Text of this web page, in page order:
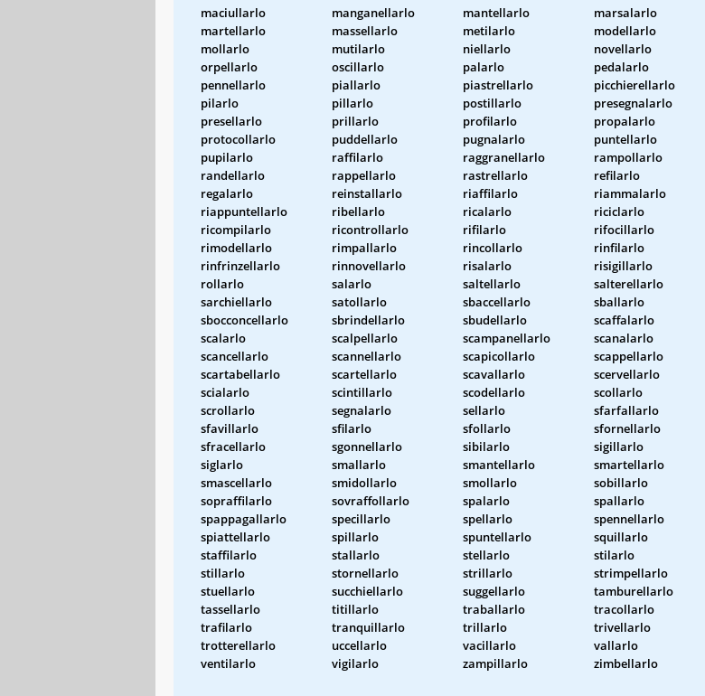
maciullarlo
manganellarlo mantellarlo
marsalarlo
martellarlo
massellarlo metilarlo
modellarlo
mollarlo
mutilarlo niellarlo
novellarlo
orpellarlo
oscillarlo palarlo
pedalarlo
pennellarlo
piallarlo piastrellarlo
picchierellarlo
pilarlo
pillarlo postillarlo
presegnalarlo
presellarlo
prillarlo profilarlo
propalarlo
protocollarlo
puddellarlo pugnalarlo
puntellarlo
pupilarlo
raffilarlo raggranellarlo
rampollarlo
randellarlo
rappellarlo rastrellarlo
refilarlo
regalarlo
reinstallarlo riaffilarlo
riammalarlo
riappuntellarlo
ribellarlo ricalarlo
riciclarlo
ricompilarlo
ricontrollarlo rifilarlo
rifocillarlo
rimodellarlo
rimpallarlo rincollarlo
rinfilarlo
rinfrinzellarlo
rinnovellarlo risalarlo
risigillarlo
rollarlo
salarlo saltellarlo
salterellarlo
sarchiellarlo
satollarlo sbaccellarlo
sballarlo
sbocconcellarlo
sbrindellarlo sbudellarlo
scaffalarlo
scalarlo
scalpellarlo scampanellarlo
scanalarlo
scancellarlo
scannellarlo scapicollarlo
scappellarlo
scartabellarlo
scartellarlo scavallarlo
scervellarlo
scialarlo
scintillarlo scodellarlo
scollarlo
scrollarlo
segnalarlo sellarlo
sfarfallarlo
sfavillarlo
sfilarlo sfollarlo
sfornellarlo
sfracellarlo
sgonnellarlo sibilarlo
sigillarlo
siglarlo
smallarlo smantellarlo
smartellarlo
smascellarlo
smidollarlo smollarlo
sobillarlo
sopraffilarlo
sovraffollarlo spalarlo
spallarlo
spappagallarlo
specillarlo spellarlo
spennellarlo
spiattellarlo
spillarlo spuntellarlo
squillarlo
staffilarlo
stallarlo stellarlo
stilarlo
stillarlo
stornellarlo strillarlo
strimpellarlo
stuellarlo
succhiellarlo suggellarlo
tamburellarlo
tassellarlo
titillarlo traballarlo
tracollarlo
trafilarlo
tranquillarlo trillarlo
trivellarlo
trotterellarlo
uccellarlo vacillarlo
vallarlo
ventilarlo
vigilarlo zampillarlo zimbellarlo